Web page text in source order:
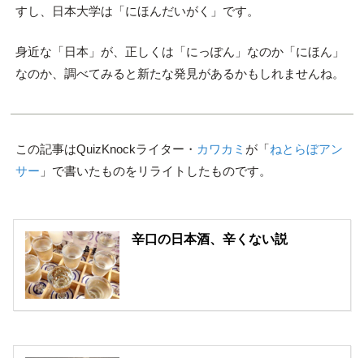
すし、日本大学は「にほんだいがく」です。
身近な「日本」が、正しくは「にっぽん」なのか「にほん」
なのか、調べてみると新たな発見があるかもしれませんね。
この記事はQuizKnockライター・ カワカミ が「ねとらぼアン
サー 」で書いたものをリライトしたものです。
辛口の日本酒、辛くない説